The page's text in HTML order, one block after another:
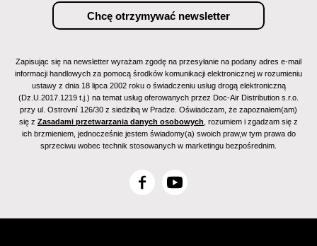
Zapisując się na newsletter wyrażam zgodę na przesyłanie na podany adres e-mail
informacji handlowych za pomocą środków komunikacji elektronicznej w rozumieniu
ustawy z dnia 18 lipca 2002 roku o świadczeniu usług drogą elektroniczną
(Dz.U.2017.1219 t.j.) na temat usług oferowanych przez Doc-Air Distribution s.r.o.
przy ul. Ostrovní 126/30 z siedzibą w Pradze. Oświadczam, że zapoznałem(am)
się z Zasadami przetwarzania danych osobowych , rozumiem i zgadzam się z
ich brzmieniem, jednocześnie jestem świadomy(a) swoich praw,w tym prawa do
sprzeciwu wobec technik stosowanych w marketingu bezpośrednim.
F
c
Y
u